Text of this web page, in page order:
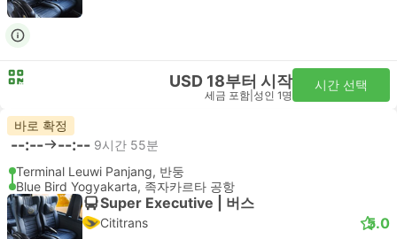
USD 18부터 시작
세금 포함 성인 1명
시간 선택
바로 확정
--:-- --:-- 9시간 55분
Terminal Leuwi Panjang, 반둥
Blue Bird Yogyakarta, 족자카르타 공항
Super Executive | 버스
Cititrans 5.0